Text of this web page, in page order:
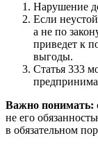
Нарушение
Если
а не по
приведет к
выгоды.
Статья 333
Важно понимать:
не его
в обязательном